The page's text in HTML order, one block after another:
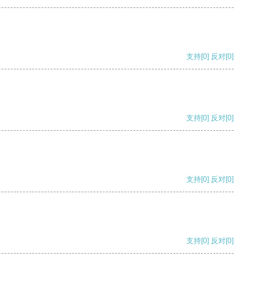
支持[0] 反对[0]
支持[0] 反对[0]
支持[0] 反对[0]
支持[0] 反对[0]